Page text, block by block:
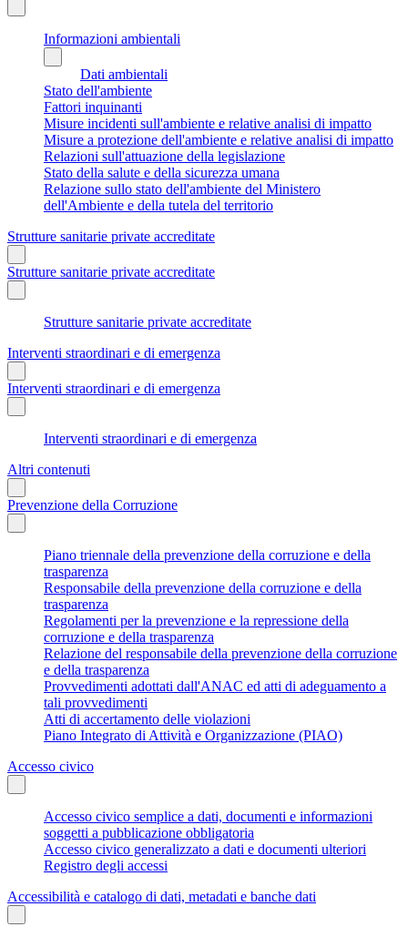
Informazioni ambientali
Dati ambientali
Stato dell'ambiente
Fattori inquinanti
Misure incidenti sull'ambiente e relative analisi di impatto
Misure a protezione dell'ambiente e relative analisi di impatto
Relazioni sull'attuazione della legislazione
Stato della salute e della sicurezza umana
Relazione sullo stato dell'ambiente del Ministero
dell'Ambiente e della tutela del territorio
Strutture sanitarie private accreditate
Strutture sanitarie private accreditate
Strutture sanitarie private accreditate
Interventi straordinari e di emergenza
Interventi straordinari e di emergenza
Interventi straordinari e di emergenza
Altri contenuti
Prevenzione della Corruzione
Piano triennale della prevenzione della corruzione e della
trasparenza
Responsabile della prevenzione della corruzione e della
trasparenza
Regolamenti per la prevenzione e la repressione della
corruzione e della trasparenza
Relazione del responsabile della prevenzione della corruzione
e della trasparenza
Provvedimenti adottati dall'ANAC ed atti di adeguamento a
tali provvedimenti
Atti di accertamento delle violazioni
Piano Integrato di Attività e Organizzazione (PIAO)
Accesso civico
Accesso civico semplice a dati, documenti e informazioni
soggetti a pubblicazione obbligatoria
Accesso civico generalizzato a dati e documenti ulteriori
Registro degli accessi
Accessibilità e catalogo di dati, metadati e banche dati